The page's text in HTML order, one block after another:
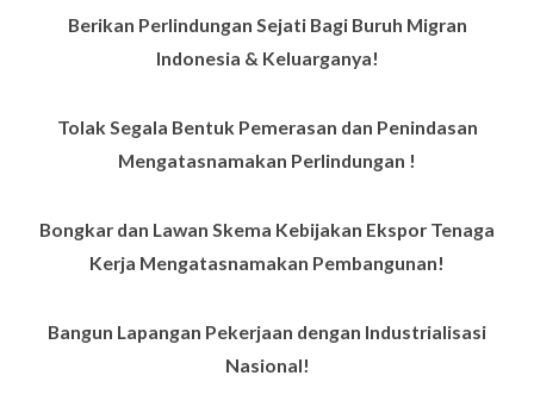
Berikan Perlindungan Sejati Bagi Buruh Migran
Indonesia & Keluarganya!
Tolak Segala Bentuk Pemerasan dan Penindasan
Mengatasnamakan Perlindungan !
Bongkar dan Lawan Skema Kebijakan Ekspor Tenaga
Kerja Mengatasnamakan Pembangunan!
Bangun Lapangan Pekerjaan dengan Industrialisasi
Nasional!